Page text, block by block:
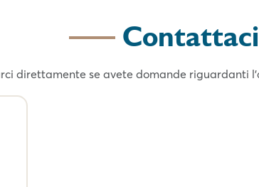
Contattaci
direttamente se avete domande riguardanti